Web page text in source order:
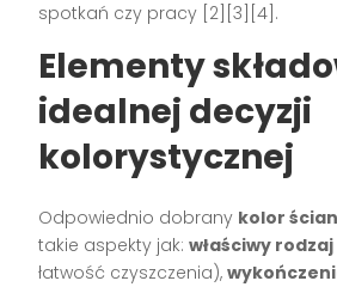
spotkań czy pracy [2][3][4].
Elementy
idealnej decyzji
kolorystycznej
Odpowiednio dobrany kolor ścian
takie aspekty jak:właściwy
łatwość czyszczenia),